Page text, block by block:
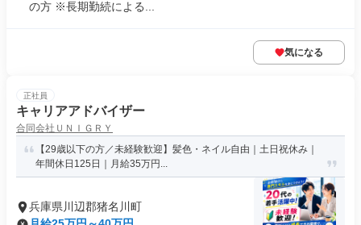
の方 ※長期勤続による...
気になる
正社員
キャリアアドバイザー
合同会社ＵＮＩＧＲＹ
【29歳以下の方／未経験歓迎】髪色・ネイル自由｜土日祝休み｜
年間休日125日｜月給35万円...
兵庫県川辺郡猪名川町